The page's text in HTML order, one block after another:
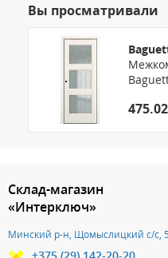
Вы просматривали
Склад-магазин
«Интерключ»
Минский р-н, Щомыслицкий с/с,